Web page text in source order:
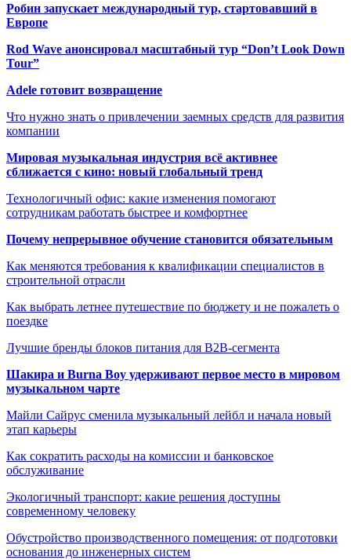
Робин запускает международный тур, стартовавший в
Европе
Rod Wave анонсировал масштабный тур “Don’t Look Down
Tour”
Adele готовит возвращение
Что нужно знать о привлечении заемных средств для развития
компании
Мировая музыкальная индустрия всё активнее
сближается с кино: новый глобальный тренд
Технологичный офис: какие изменения помогают
сотрудникам работать быстрее и комфортнее
Почему непрерывное обучение становится обязательным
Как меняются требования к квалификации специалистов в
строительной отрасли
Как выбрать летнее путешествие по бюджету и не пожалеть о
поездке
Лучшие бренды блоков питания для B2B-сегмента
Шакира и Burna Boy удерживают первое место в мировом
музыкальном чарте
Майли Сайрус сменила музыкальный лейбл и начала новый
этап карьеры
Как сократить расходы на комиссии и банковское
обслуживание
Экологичный транспорт: какие решения доступны
современному человеку
Обустройство производственного помещения: от подготовки
основания до инженерных систем